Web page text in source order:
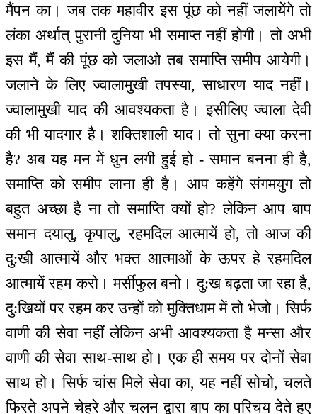
मैंपन का। जब तक महावीर इस पूंछ को नहीं जलायेंगे तो
लंका अर्थात् पुरानी दुनिया भी समाप्त नहीं होगी। तो अभी
इस मैं, मैं की पूंछ को जलाओ तब समाप्ति समीप आयेगी।
जलाने के लिए ज्वालामुखी तपस्या, साधारण याद नहीं।
ज्वालामुखी याद की आवश्यकता है। इसीलिए ज्वाला देवी
की भी यादगार है। शक्तिशाली याद। तो सुना क्या करना
है? अब यह मन में धुन लगी हुई हो - समान बनना ही है,
समाप्ति को समीप लाना ही है। आप कहेंगे संगमयुग तो
बहुत अच्छा है ना तो समाप्ति क्यों हो? लेकिन आप बाप
समान दयालु, कृपालु, रहमदिल आत्मायें हो, तो आज की
दु:खी आत्मायें और भक्त आत्माओं के ऊपर हे रहमदिल
आत्मायें रहम करो। मर्सीफुल बनो। दु:ख बढ़ता जा रहा है,
दु:खियों पर रहम कर उन्हों को मुक्तिधाम में तो भेजो। सिर्फ
वाणी की सेवा नहीं लेकिन अभी आवश्यकता है मन्सा और
वाणी की सेवा साथ-साथ हो। एक ही समय पर दोनों सेवा
साथ हो। सिर्फ चांस मिले सेवा का, यह नहीं सोचो, चलते
फिरते अपने चेहरे और चलन द्वारा बाप का परिचय देते हुए